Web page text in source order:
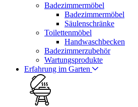
Badezimmermöbel
Badezimmermöbel
Säulenschränke
Toilettenmöbel
Handwaschbecken
Badezimmerzubehör
Wartungsprodukte
Erfahrung im Garten